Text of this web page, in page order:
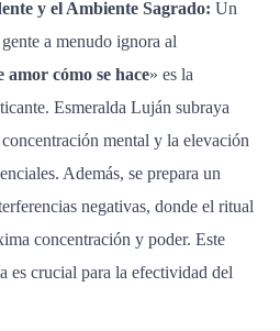
y el Ambiente Sagrado: Un
a menudo ignora al
amor cómo se hace» es la
Esmeralda Luján subraya
mental y la elevación
Además, se prepara un
negativas, donde el ritual
concentración y poder. Este
es crucial para la efectividad del